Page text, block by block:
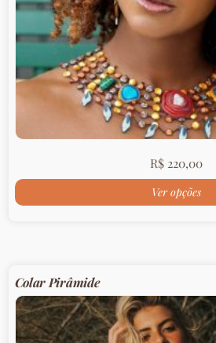
R$220,00
Ver opções
Colar Pirâmide